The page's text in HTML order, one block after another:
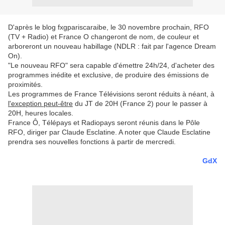
D'après le blog fxgpariscaraibe, le 30 novembre prochain, RFO
(TV + Radio) et France O changeront de nom, de couleur et
arboreront un nouveau habillage (NDLR : fait par l'agence Dream
On).
"Le nouveau RFO" sera capable d'émettre 24h/24, d'acheter des
programmes inédite et exclusive, de produire des émissions de
proximités.
Les programmes de France Télévisions seront réduits à néant, à
l'exception peut-être du JT de 20H (France 2) pour le passer à
20H, heures locales.
France Ô, Télépays et Radiopays seront réunis dans le Pôle
RFO, diriger par Claude Esclatine. A noter que Claude Esclatine
prendra ses nouvelles fonctions à partir de mercredi.
GdX